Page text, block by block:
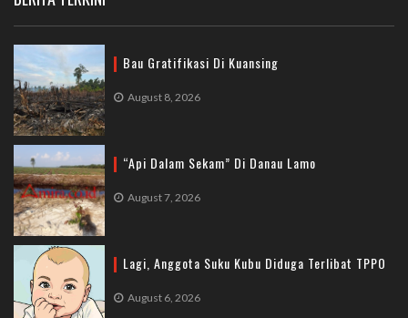
Bau Gratifikasi Di Kuansing
August 8, 2026
“Api Dalam Sekam” Di Danau Lamo
August 7, 2026
Lagi, Anggota Suku Kubu Diduga Terlibat TPPO
August 6, 2026